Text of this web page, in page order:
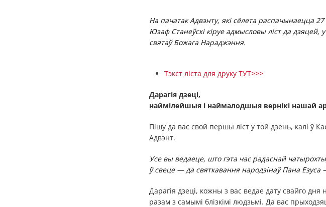
На пачатак Адвэнту, які сёлета распачынаецца 27
Юзаф Станеўскі кіруе адмысловы ліст да дзяцей,
святаў Божага Нараджэння.
Тэкст ліста для друку ТУТ>>>
Дарагія дзеці,
наймілейшыя і наймалодшыя вернікі нашай
Пішу да вас свой першы ліст у той дзень, калі ў
Адвэнт.
Усе вы ведаеце, што гэта час радаснай
ў свеце — да святкавання народзінаў Пана
Дарагія дзеці, кожны з вас ведае дату свайго
разам з самымі блізкімі людзьмі. Да вас